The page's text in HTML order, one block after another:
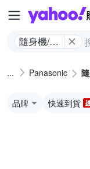
隨身機/類
Panasonic
品牌 快速到貨